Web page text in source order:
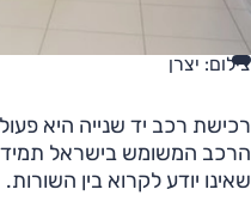
צילום: יצרן
רכישת רכב יד שנייה היא
הרכב המשומש בישראל תמיד
שאינו יודע לקרוא בין השורות.